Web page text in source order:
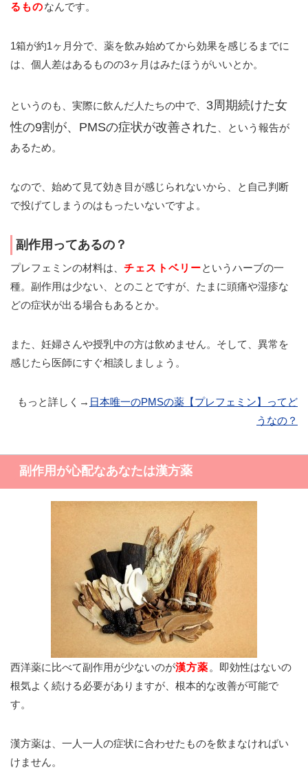
るものなんです。
1箱が約1ヶ月分で、薬を飲み始めてから効果を感じるまでに
は、個人差はあるものの3ヶ月はみたほうがいいとか。
というのも、実際に飲んだ人たちの中で、 3周期続けた女
性の9割が、PMSの症状が改善された
、という報告が
あるため。
なので、始めて見て効き目が感じられないから、と自己判断
で投げてしまうのはもったいないですよ。
副作用ってあるの？
プレフェミンの材料は、 チェストベリーというハーブの一
種。副作用は少ない、とのことですが、たまに頭痛や湿疹な
どの症状が出る場合もあるとか。
また、妊婦さんや授乳中の方は飲めません。そして、異常を
感じたら医師にすぐ相談しましょう。
もっと詳しく→ 日本唯一のPMSの薬【プレフェミン】ってど
うなの？
副作用が心配なあなたは漢方薬
西洋薬に比べて副作用が少ないのが漢方薬 。即効性はないの
根気よく続ける必要がありますが、根本的な改善が可能で
す。
漢方薬は、一人一人の症状に合わせたものを飲まなければい
けません。